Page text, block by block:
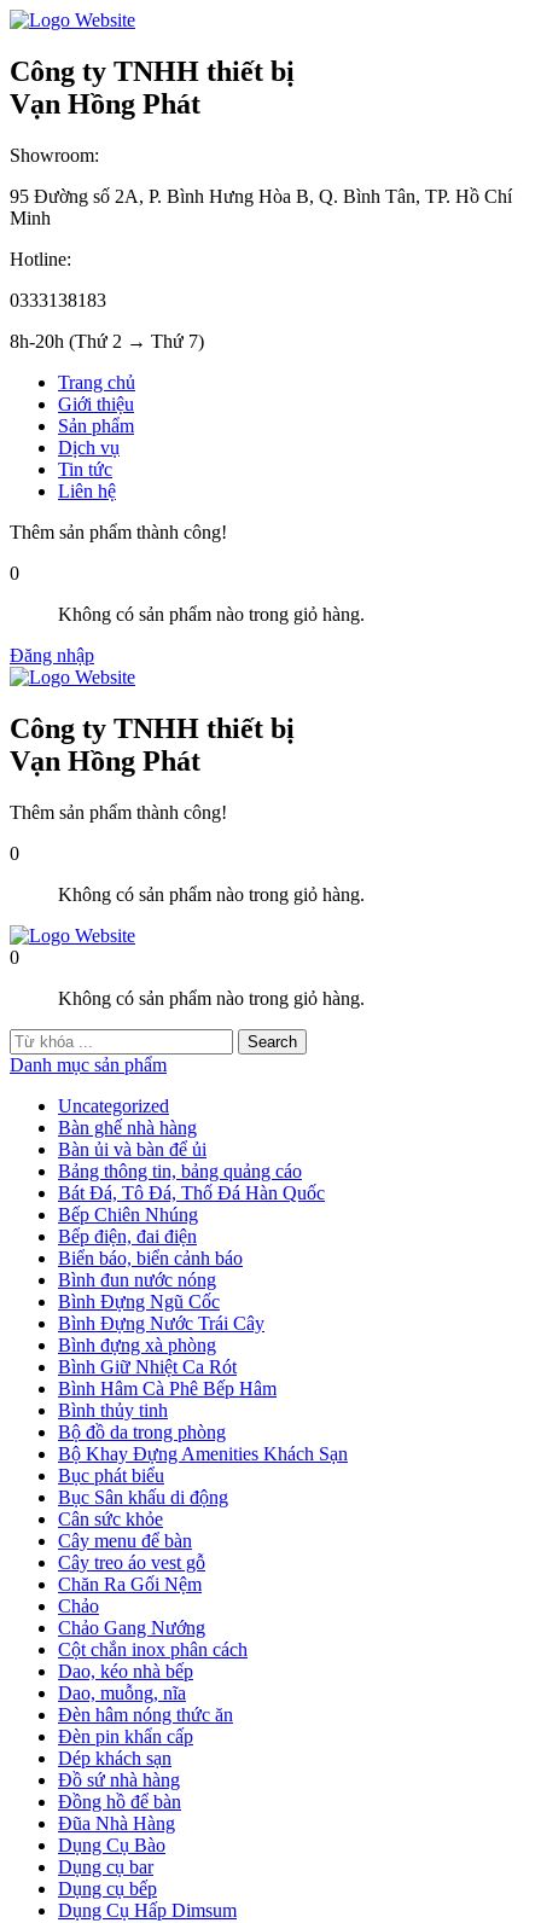
Công ty TNHH thiết bị
Vạn Hồng Phát
Showroom:
95 Đường số 2A, P. Bình Hưng Hòa B, Q. Bình Tân, TP. Hồ Chí
Minh
Hotline:
0333138183
8h-20h (Thứ 2 → Thứ 7)
Trang chủ
Giới thiệu
Sản phẩm
Dịch vụ
Tin tức
Liên hệ
Thêm sản phẩm thành công!
0
Không có sản phẩm nào trong giỏ hàng.
Đăng nhập
Công ty TNHH thiết bị
Vạn Hồng Phát
Thêm sản phẩm thành công!
0
Không có sản phẩm nào trong giỏ hàng.
0
Không có sản phẩm nào trong giỏ hàng.
Danh mục sản phẩm
Uncategorized
Bàn ghế nhà hàng
Bàn ủi và bàn để ủi
Bảng thông tin, bảng quảng cáo
Bát Đá, Tô Đá, Thố Đá Hàn Quốc
Bếp Chiên Nhúng
Bếp điện, đai điện
Biển báo, biển cảnh báo
Bình đun nước nóng
Bình Đựng Ngũ Cốc
Bình Đựng Nước Trái Cây
Bình đựng xà phòng
Bình Giữ Nhiệt Ca Rót
Bình Hâm Cà Phê Bếp Hâm
Bình thủy tinh
Bộ đồ da trong phòng
Bộ Khay Đựng Amenities Khách Sạn
Bục phát biểu
Bục Sân khấu di động
Cân sức khỏe
Cây menu để bàn
Cây treo áo vest gỗ
Chăn Ra Gối Nệm
Chảo
Chảo Gang Nướng
Cột chắn inox phân cách
Dao, kéo nhà bếp
Dao, muỗng, nĩa
Đèn hâm nóng thức ăn
Đèn pin khẩn cấp
Dép khách sạn
Đồ sứ nhà hàng
Đồng hồ để bàn
Đũa Nhà Hàng
Dụng Cụ Bào
Dụng cụ bar
Dụng cụ bếp
Dụng Cụ Hấp Dimsum